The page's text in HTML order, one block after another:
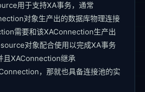
用于支持XA事务，通常
对象生产出的数据库物理连接
需要和该XAConnection生产出
对象配合使用以完成XA事务
且XAConnection继承
，那就也具备连接池的实